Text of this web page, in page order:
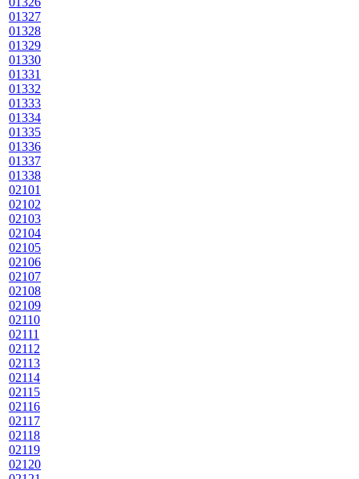
01327
01328
01329
01330
01331
01332
01333
01334
01335
01336
01337
01338
02101
02102
02103
02104
02105
02106
02107
02108
02109
02110
02111
02112
02113
02114
02115
02116
02117
02118
02119
02120